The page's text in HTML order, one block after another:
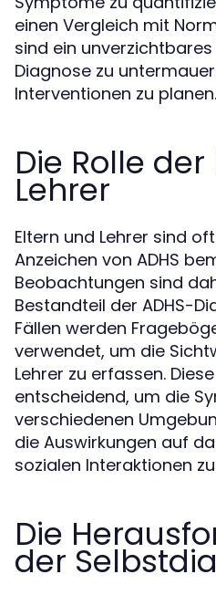
einen Vergleich mit
sind ein
Diagnose zu
Interventionen zu planen.
Die Rolle
Lehrer
Eltern und Lehrer sind
Anzeichen von ADHS
Beobachtungen sind
Bestandteil der ADHS-
Fällen werden
verwendet, um die
Lehrer zu erfassen.
entscheidend, um die
verschiedenen
die Auswirkungen auf
sozialen Interaktionen
Die
der